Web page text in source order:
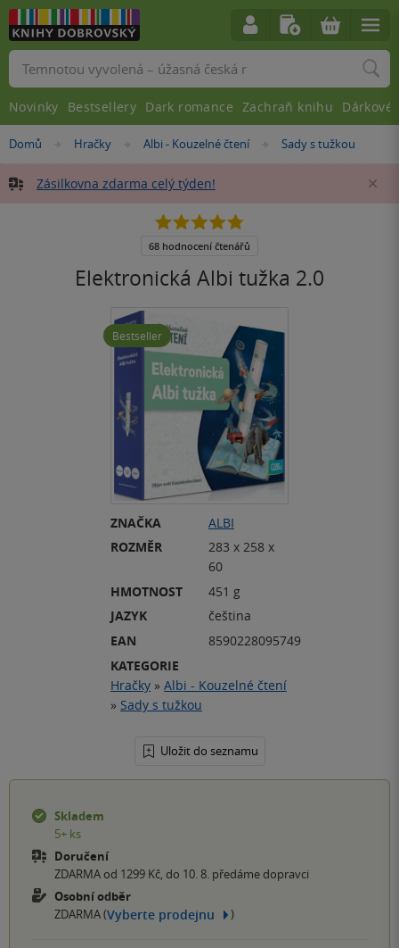
Nacházíte
zde:
Domů »Hračky »Albi - Kouzelné čtení »
Sady s tužkou
Zásilkovna zdarma celý týden!
Elektronická Albi tužka 2.0
Bestseller
ZNAČKA
ALBI
ROZMĚR
283 x 258 x
60
HMOTNOST
451 g
JAZYK
čeština
EAN
8590228095749
KATEGORIE
Hračky » Albi - Kouzelné čtení
» Sady s tužkou
Uložit do seznamu
4.8
5
68 hodnocení čtenářů
Skladem
5+ ks
Doručení
ZDARMA od 1299 Kč, do 10. 8. předáme dopravci
Osobní odběr
ZDARMA (Vyberte prodejnu )
Vyhledávání
Novinky Bestsellery Dark romance Zachraň knihu Dárkové